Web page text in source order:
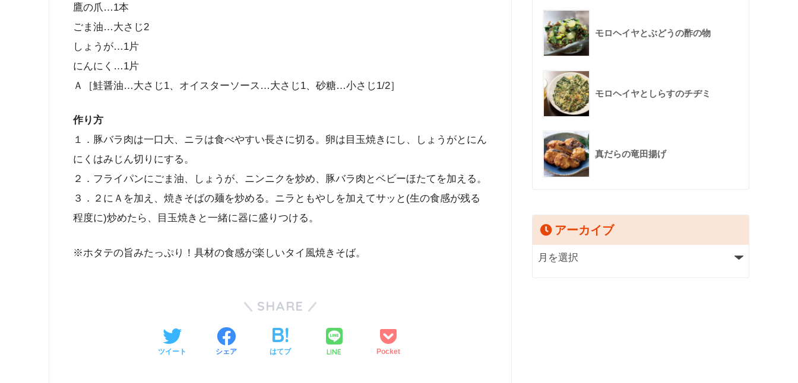
鷹の爪…1本
ごま油…大さじ2
しょうが…1片
にんにく…1片
Ａ［鮭醤油…大さじ1、オイスターソース…大さじ1、砂糖…小さじ1/2］
作り方
１．豚バラ肉は一口大、ニラは食べやすい長さに切る。卵は目玉焼きにし、しょうがとにん
にくはみじん切りにする。
２．フライパンにごま油、しょうが、ニンニクを炒め、豚バラ肉とベビーほたてを加える。
３．２にＡを加え、焼きそばの麺を炒める。ニラともやしを加えてサッと(生の食感が残る
程度に)炒めたら、目玉焼きと一緒に器に盛りつける。
※ホタテの旨みたっぷり！具材の食感が楽しいタイ風焼きそば。
SHARE
ツイート シェア はてブ LINE Pocket
モロヘイヤとぶどうの酢の物
モロヘイヤとしらすのチヂミ
真だらの竜田揚げ
アーカイブ